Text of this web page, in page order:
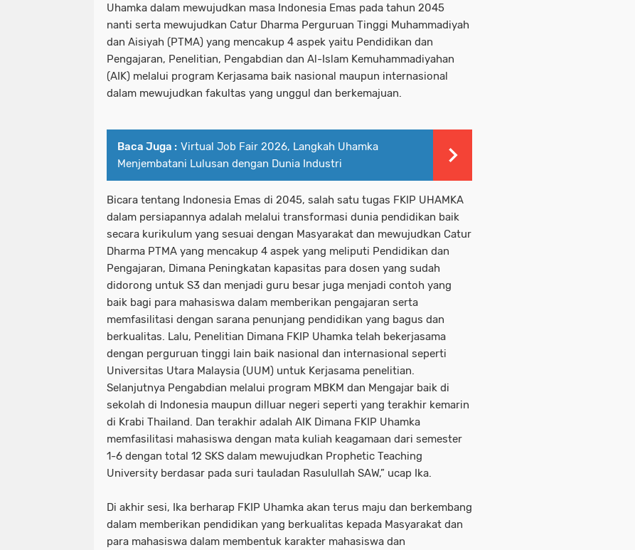
Uhamka dalam mewujudkan masa Indonesia Emas pada tahun 2045
nanti serta mewujudkan Catur Dharma Perguruan Tinggi Muhammadiyah
dan Aisiyah (PTMA) yang mencakup 4 aspek yaitu Pendidikan dan
Pengajaran, Penelitian, Pengabdian dan Al-Islam Kemuhammadiyahan
(AIK) melalui program Kerjasama baik nasional maupun internasional
dalam mewujudkan fakultas yang unggul dan berkemajuan.
Baca Juga : Virtual Job Fair 2026, Langkah Uhamka
Menjembatani Lulusan dengan Dunia Industri
Bicara tentang Indonesia Emas di 2045, salah satu tugas FKIP UHAMKA
dalam persiapannya adalah melalui transformasi dunia pendidikan baik
secara kurikulum yang sesuai dengan Masyarakat dan mewujudkan Catur
Dharma PTMA yang mencakup 4 aspek yang meliputi Pendidikan dan
Pengajaran, Dimana Peningkatan kapasitas para dosen yang sudah
didorong untuk S3 dan menjadi guru besar juga menjadi contoh yang
baik bagi para mahasiswa dalam memberikan pengajaran serta
memfasilitasi dengan sarana penunjang pendidikan yang bagus dan
berkualitas. Lalu, Penelitian Dimana FKIP Uhamka telah bekerjasama
dengan perguruan tinggi lain baik nasional dan internasional seperti
Universitas Utara Malaysia (UUM) untuk Kerjasama penelitian.
Selanjutnya Pengabdian melalui program MBKM dan Mengajar baik di
sekolah di Indonesia maupun dilluar negeri seperti yang terakhir kemarin
di Krabi Thailand. Dan terakhir adalah AIK Dimana FKIP Uhamka
memfasilitasi mahasiswa dengan mata kuliah keagamaan dari semester
1-6 dengan total 12 SKS dalam mewujudkan Prophetic Teaching
University berdasar pada suri tauladan Rasulullah SAW,” ucap Ika.
Di akhir sesi, Ika berharap FKIP Uhamka akan terus maju dan berkembang
dalam memberikan pendidikan yang berkualitas kepada Masyarakat dan
para mahasiswa dalam membentuk karakter mahasiswa dan